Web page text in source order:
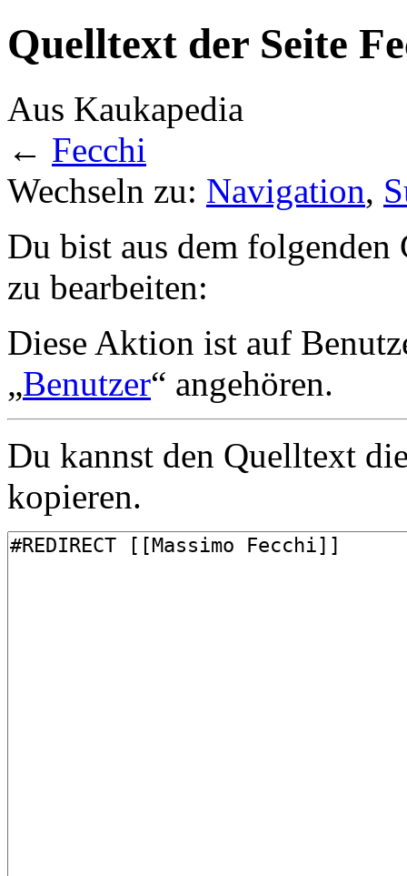
Quelltext der Seite
Aus Kaukapedia
← Fecchi
Wechseln zu: Navigation,
Du bist aus dem
zu bearbeiten:
Diese Aktion ist auf
„Benutzer“ angehören.
Du kannst den Quelltext
kopieren.